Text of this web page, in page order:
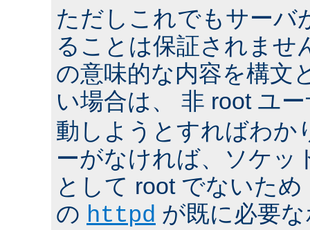
ただしこれでもサーバ
ることは保証されませ
の意味的な内容を構文
い場合は、 非 root ユ
動しようとすればわか
ーがなければ、ソケッ
として root でないた
の httpd が既に必要